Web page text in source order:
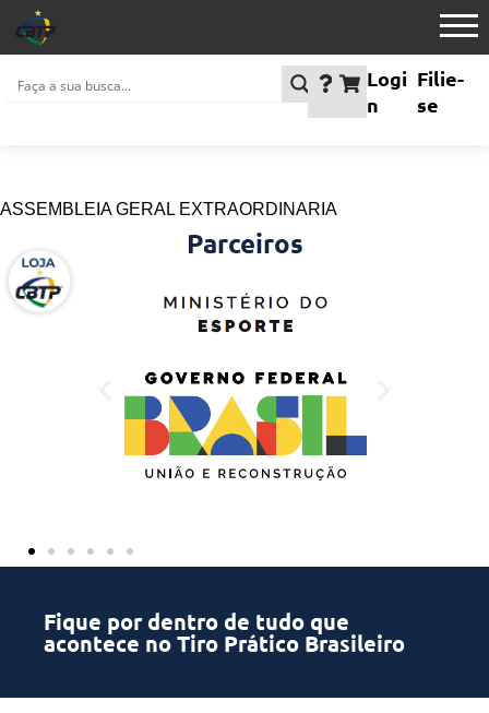
Logi
n
Filie-
se
ASSEMBLEIA GERAL EXTRAORDINARIA
Parceiros
Fique por dentro de tudo que
acontece no Tiro Prático Brasileiro